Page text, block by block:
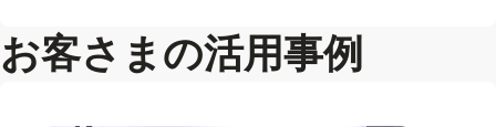
お客さまの活用事例